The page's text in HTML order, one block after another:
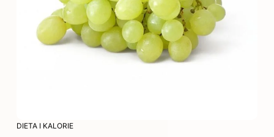
DIETA I KALORIE